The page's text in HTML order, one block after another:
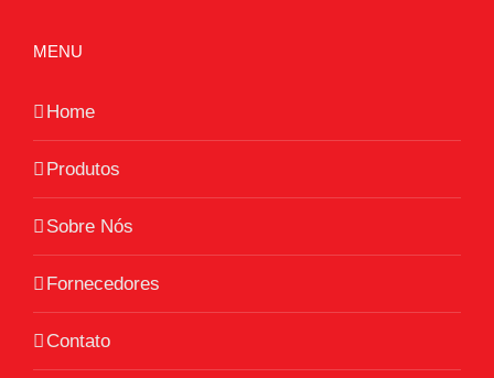
MENU
Home
Produtos
Sobre Nós
Fornecedores
Contato